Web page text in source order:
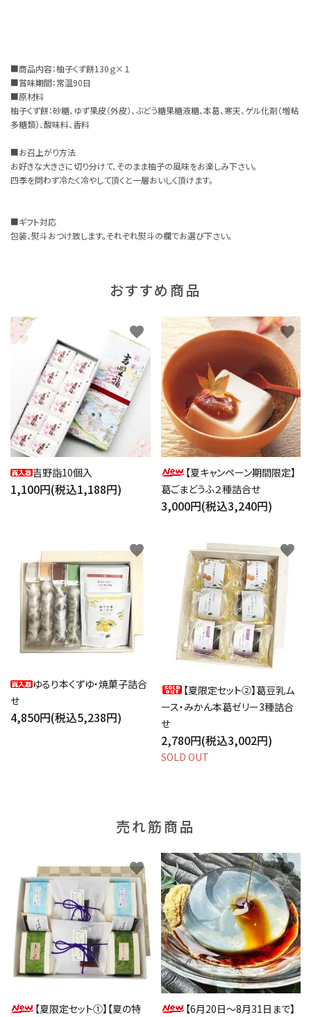
■商品内容：柚子くず餅130ｇ×１
■賞味期間：常温90日
■原材料
柚子くず餅：砂糖、ゆず果皮（外皮）、ぶどう糖果糖液糖、本葛、寒天、ゲル化剤（増粘
多糖類）、酸味料、香料
■お召上がり方法
お好きな大きさに切り分けて、そのまま柚子の風味をお楽しみ下さい。
四季を問わず冷たく冷やして頂くと一層おいしく頂けます。
■ギフト対応
包装、熨斗おつけ致します。それぞれ熨斗の欄でお選び下さい。
おすすめ商品
吉野詣10個入
1,100円(税込1,188円)
favorite
【夏キャンペーン期間限定】
葛ごまどうふ２種詰合せ
3,000円(税込3,240円)
favorite
ゆるり本くずゆ・焼菓子詰合
せ
4,850円(税込5,238円)
favorite
【夏限定セット②】葛豆乳ム
ース・みかん本葛ゼリー3種詰合
せ
2,780円(税込3,002円)
SOLD OUT
favorite
売れ筋商品
【夏限定セット①】【夏の特
favorite
【6月20日～8月31日まで】
favorite